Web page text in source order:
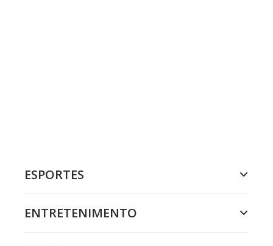
ESPORTES
ENTRETENIMENTO